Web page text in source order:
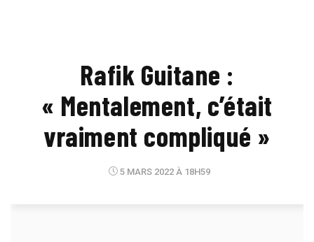
Rafik Guitane :
« Mentalement, c’était
vraiment compliqué »
5 MARS 2022 À 18H59